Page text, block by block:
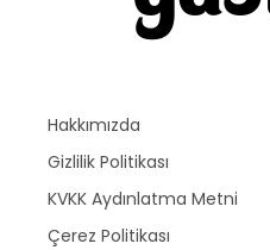
Hakkımızda
Gizlilik Politikası
KVKK Aydınlatma Metni
Çerez Politikası